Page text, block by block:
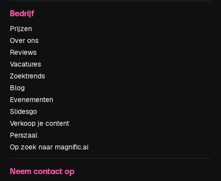
Bedrijf
Prijzen
Over ons
Reviews
Vacatures
Zoektrends
Blog
Evenementen
Slidesgo
Verkoop je content
Perszaal
Op zoek naar magnific.ai
Neem contact op